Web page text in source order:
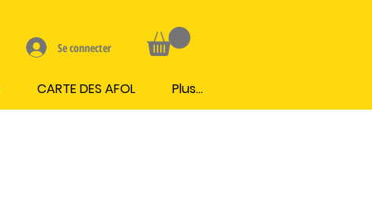
Se connecter
CARTE DES AFOL Plus...